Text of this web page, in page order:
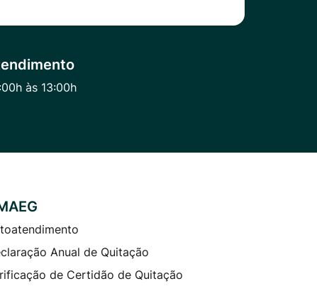
às 13:00h
Anual de Quitação
de Certidão de Quitação